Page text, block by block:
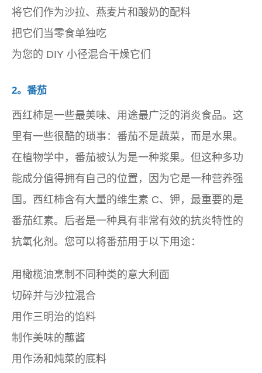
将它们作为沙拉、燕麦片和酸奶的配料
把它们当零食单独吃
为您的 DIY 小径混合干燥它们
2。番茄
西红柿是一些最美味、用途最广泛的消炎食品。这
里有一些很酷的琐事：番茄不是蔬菜，而是水果。
在植物学中，番茄被认为是一种浆果。但这种多功
能成分值得拥有自己的位置，因为它是一种营养强
国。西红柿含有大量的维生素 C、钾，最重要的是
番茄红素。后者是一种具有非常有效的抗炎特性的
抗氧化剂。您可以将番茄用于以下用途：
用橄榄油烹制不同种类的意大利面
切碎并与沙拉混合
用作三明治的馅料
制作美味的蘸酱
用作汤和炖菜的底料